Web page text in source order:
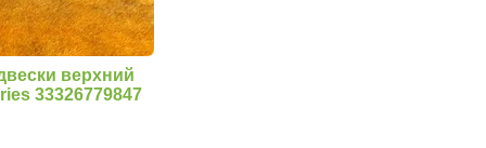
верхний
33326779847